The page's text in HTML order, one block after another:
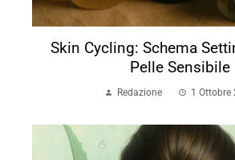
Skin Cycling: Schema
Pelle Sensibile
Redazione 1 Ottobre